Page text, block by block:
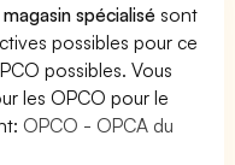
spécialisé sont
possibles pour ce
possibles. Vous
les OPCO pour le
OPCO - OPCA du